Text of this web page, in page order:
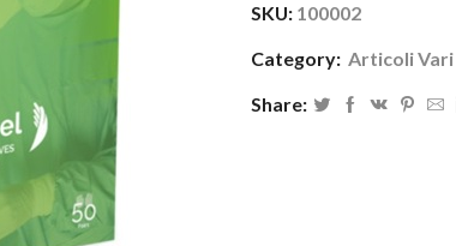
SKU: 100002
Category: Articoli Vari
Share: